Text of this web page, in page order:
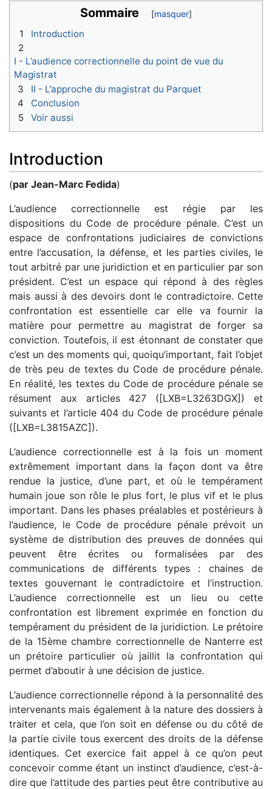
Sommaire
1
Introduction
2
I - L’audience correctionnelle du point de vue du
Magistrat
3
II - L’approche du magistrat du Parquet
4
Conclusion
5
Voir aussi
Introduction
(par Jean-Marc Fedida)
L’audience correctionnelle est régie par les
dispositions du Code de procédure pénale. C’est un
espace de confrontations judiciaires de convictions
entre l’accusation, la défense, et les parties civiles, le
tout arbitré par une juridiction et en particulier par son
président. C’est un espace qui répond à des règles
mais aussi à des devoirs dont le contradictoire. Cette
confrontation est essentielle car elle va fournir la
matière pour permettre au magistrat de forger sa
conviction. Toutefois, il est étonnant de constater que
c’est un des moments qui, quoiqu’important, fait l’objet
de très peu de textes du Code de procédure pénale.
En réalité, les textes du Code de procédure pénale se
résument aux articles 427 ([LXB=L3263DGX]) et
suivants et l’article 404 du Code de procédure pénale
([LXB=L3815AZC]).
L’audience correctionnelle est à la fois un moment
extrêmement important dans la façon dont va être
rendue la justice, d’une part, et où le tempérament
humain joue son rôle le plus fort, le plus vif et le plus
important. Dans les phases préalables et postérieurs à
l’audience, le Code de procédure pénale prévoit un
système de distribution des preuves de données qui
peuvent être écrites ou formalisées par des
communications de différents types : chaines de
textes gouvernant le contradictoire et l’instruction.
L’audience correctionnelle est un lieu ou cette
confrontation est librement exprimée en fonction du
tempérament du président de la juridiction. Le prétoire
de la 15ème chambre correctionnelle de Nanterre est
un prétoire particulier où jaillit la confrontation qui
permet d’aboutir à une décision de justice.
L’audience correctionnelle répond à la personnalité des
intervenants mais également à la nature des dossiers à
traiter et cela, que l’on soit en défense ou du côté de
la partie civile tous exercent des droits de la défense
identiques. Cet exercice fait appel à ce qu’on peut
concevoir comme étant un instinct d’audience, c’est-à-
dire que l’attitude des parties peut être contributive au